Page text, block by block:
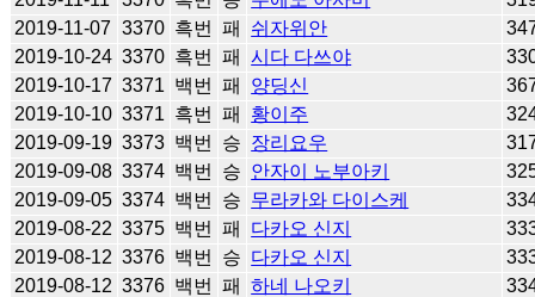
2019-11-07 3370 흑번 패 쉬자위안
2019-10-24 3370 흑번 패 시다 다쓰야
2019-10-17 3371 백번 패 양딩신
2019-10-10 3371 흑번 패 황이주
2019-09-19 3373 백번 승 장리요우
2019-09-08 3374 백번 승 안자이 노부아키
2019-09-05 3374 백번 승 무라카와 다이스케
2019-08-22 3375 백번 패 다카오 신지
2019-08-12 3376 백번 승 다카오 신지
2019-08-12 3376 백번 패 하네 나오키